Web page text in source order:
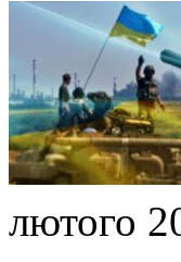
лютого